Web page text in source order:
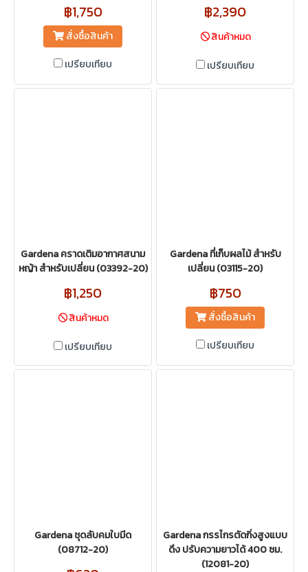
฿1,750
สั่งซื้อสินค้า
เปรียบเทียบ
฿2,390
สินค้าหมด
เปรียบเทียบ
Gardena คราดเติมอากาศสนาม
หญ้า สำหรับเปลี่ยน (03392-20)
฿1,250
สินค้าหมด
เปรียบเทียบ
Gardena ที่เก็บผลไม้ สำหรับ
เปลี่ยน (03115-20)
฿750
สั่งซื้อสินค้า
เปรียบเทียบ
Gardena ชุดลับคมใบมีด
(08712-20)
Gardena กรรไกรตัดกิ่งสูงแบบ
ดึง ปรับความยาวได้ 400 ซม.
(12081-20)